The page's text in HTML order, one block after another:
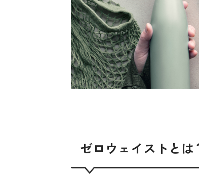
ゼロウェイストとは